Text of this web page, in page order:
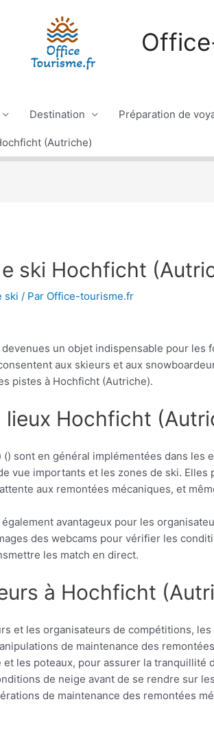
Destination Préparation de
(Autriche)
ski Hochficht
ski / Par Office-tourisme.fr
un objet indispensable pour
aux skieurs et aux
pistes à Hochficht (Autriche).
lieux Hochficht
sont en général implémentées dans
vue importants et les zones de ski.
aux remontées mécaniques, et
avantageux pour les
des webcams pour vérifier les
les match en direct.
à Hochficht
et les organisateurs de compétitions,
de maintenance des
les poteaux, pour assurer la tranquillité
de neige avant de se rendre sur
de maintenance des remontées